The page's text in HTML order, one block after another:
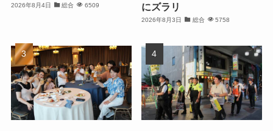
2026年8月4日 総合 6509
にズラリ
2026年8月3日 総合 5758